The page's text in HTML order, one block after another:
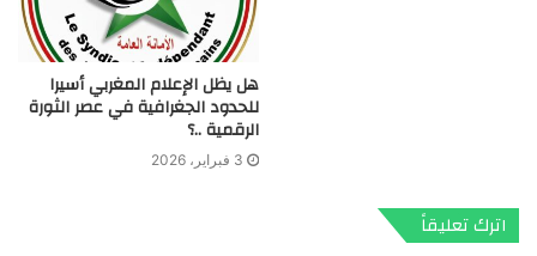
هل يظل الإعلام المغربي أسيرا
للحدود الجغرافية في عصر الثورة
الرقمية ..؟
3 فبراير، 2026
اترك تعليقاً